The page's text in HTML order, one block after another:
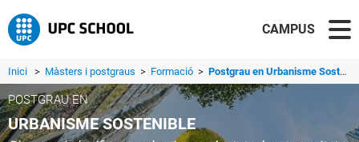
CAMPUS
Inici > Màsters i postgraus > Formació > Postgrau en Urbanisme Sostenible
POSTGRAU EN
URBANISME SOSTENIBLE